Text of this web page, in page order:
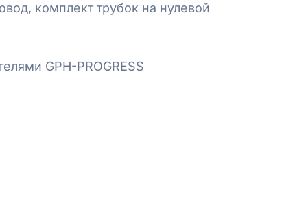
комплект трубок на нулевой
GPH-PROGRESS